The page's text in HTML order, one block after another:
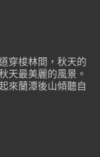
穿梭林間，秋天的
天最美麗的風景。
來蘭潭後山傾聽自